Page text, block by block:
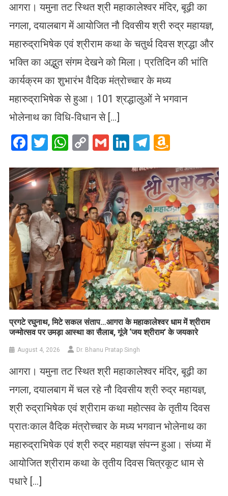
आगरा। यमुना तट स्थित श्री महाकालेश्वर मंदिर, बूढ़ी का
नगला, दयालबाग में आयोजित नौ दिवसीय श्री रुद्र महायज्ञ,
महारुद्राभिषेक एवं श्रीराम कथा के चतुर्थ दिवस श्रद्धा और
भक्ति का अद्भुत संगम देखने को मिला। प्रतिदिन की भांति
कार्यक्रम का शुभारंभ वैदिक मंत्रोच्चार के मध्य
महारुद्राभिषेक से हुआ। 101 श्रद्धालुओं ने भगवान
भोलेनाथ का विधि-विधान से […]
Facebook
Twitter
WhatsApp
CopyGmailLinkedIn
Telegram
List
प्रगटे रघुनाथ, मिटे सकल संताप…आगरा के महाकालेश्वर धाम में श्रीराम
जन्मोत्सव पर उमड़ा आस्था का सैलाब, गूंजे ‘जय श्रीराम’ के जयकारे
August 4, 2026 Dr. Bhanu Pratap Singh
आगरा। यमुना तट स्थित श्री महाकालेश्वर मंदिर, बूढ़ी का
नगला, दयालबाग में चल रहे नौ दिवसीय श्री रुद्र महायज्ञ,
श्री रुद्राभिषेक एवं श्रीराम कथा महोत्सव के तृतीय दिवस
प्रातःकाल वैदिक मंत्रोच्चार के मध्य भगवान भोलेनाथ का
महारुद्राभिषेक एवं श्री रुद्र महायज्ञ संपन्न हुआ। संध्या में
आयोजित श्रीराम कथा के तृतीय दिवस चित्रकूट धाम से
पधारे […]